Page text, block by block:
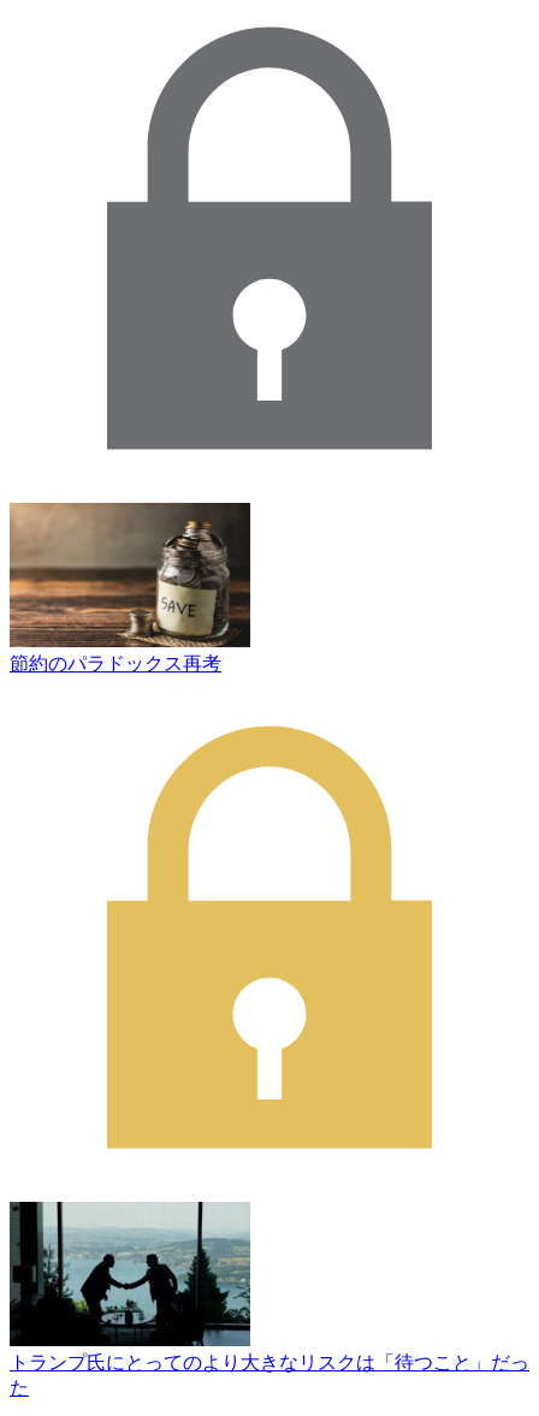
節約のパラドックス再考
トランプ氏にとってのより大きなリスクは「待つこと」だっ
た